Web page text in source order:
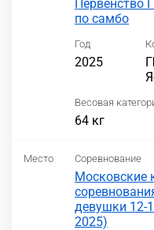
Первенство
по самбо
Год
2025
Весовая
64 кг
Место Соревнование
Московские
девушки 12-
2025)